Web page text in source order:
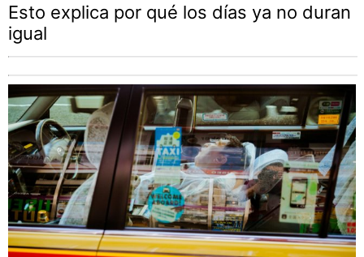
Esto explica por qué los días ya no duran
igual